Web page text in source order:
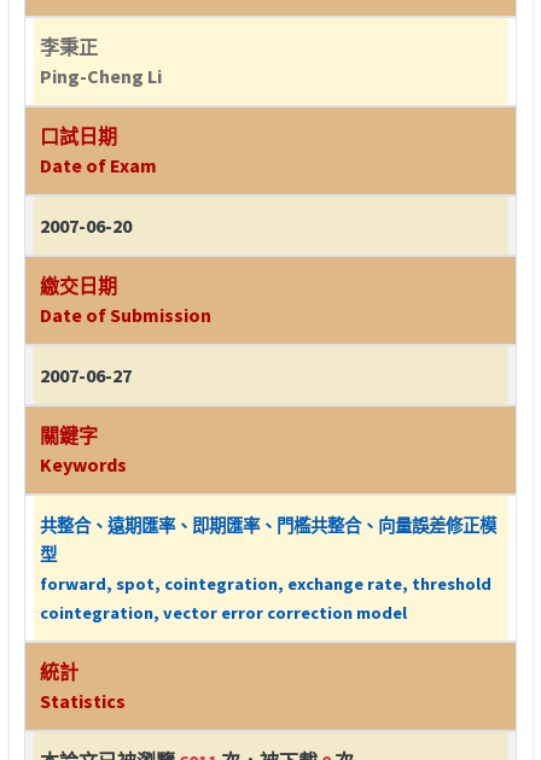
李秉正
Ping-Cheng Li
口試日期
Date of Exam
2007-06-20
繳交日期
Date of Submission
2007-06-27
關鍵字
Keywords
共整合、遠期匯率、即期匯率、門檻共整合、向量誤差修正模
型
forward, spot, cointegration, exchange rate, threshold
cointegration, vector error correction model
統計
Statistics